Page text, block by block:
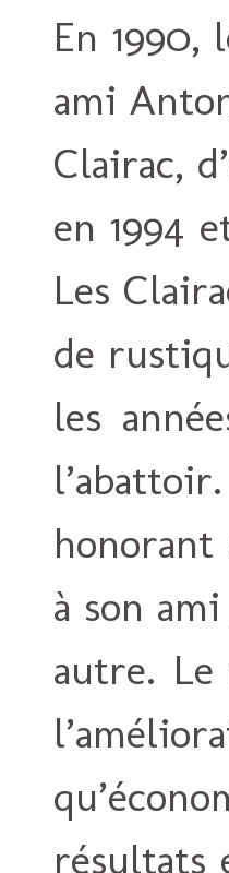
En 1990,
ami
Clairac,
en 1994
Les
de
les
à son
autre.
résultats